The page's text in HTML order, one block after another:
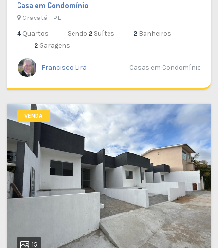
Casa em Condomínio
Gravatá - PE
4Quartos Sendo 2 Suítes 2 Banheiros
2 Garagens
Francisco Lira Casas em Condomínio
VENDA
15